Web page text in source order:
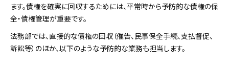
ます。債権を確実に回収するためには、平常時から予防的な債権の保
全・債権管理が重要です。
法務部では、直接的な債権の回収（催告、民事保全手続、支払督促、
訴訟等）のほか、以下のような予防的な業務も担当します。